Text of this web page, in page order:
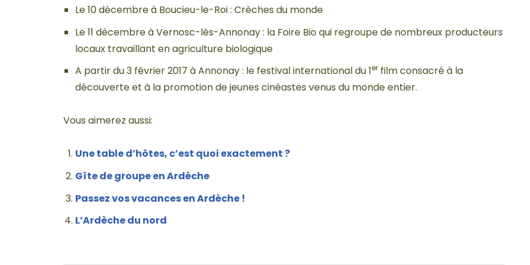
Le 10 décembre à Boucieu-le-Roi : Crèches du monde
Le 11 décembre à Vernosc-lès-Annonay : la Foire Bio qui regroupe de nombreux producteurs
locaux travaillant en agriculture biologique
A partir du 3 février 2017 à Annonay : le festival international du 1er film consacré à la
découverte et à la promotion de jeunes cinéastes venus du monde entier.
Vous aimerez aussi:
Une table d’hôtes, c’est quoi exactement ?
Gîte de groupe en Ardèche
Passez vos vacances en Ardèche !
L’Ardèche du nord